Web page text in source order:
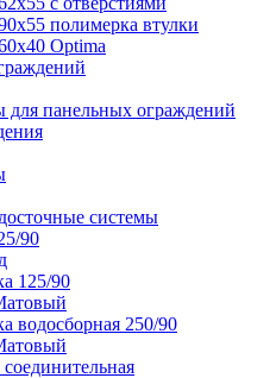
полимерка втулки
Optima
для панельных ограждений
системы
90
125/90
водосборная 250/90